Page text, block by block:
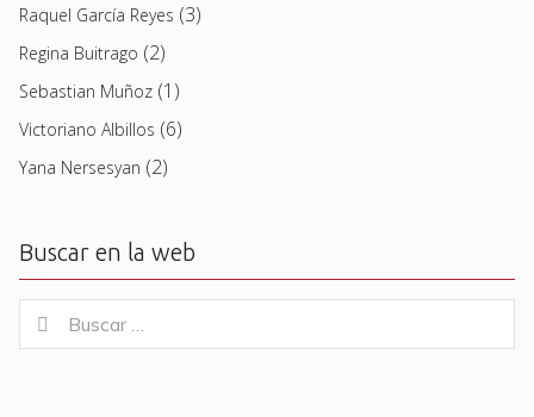
Raquel García Reyes (3)
Regina Buitrago (2)
Sebastian Muñoz (1)
Victoriano Albillos (6)
Yana Nersesyan (2)
Buscar en la web
for:
Buscar